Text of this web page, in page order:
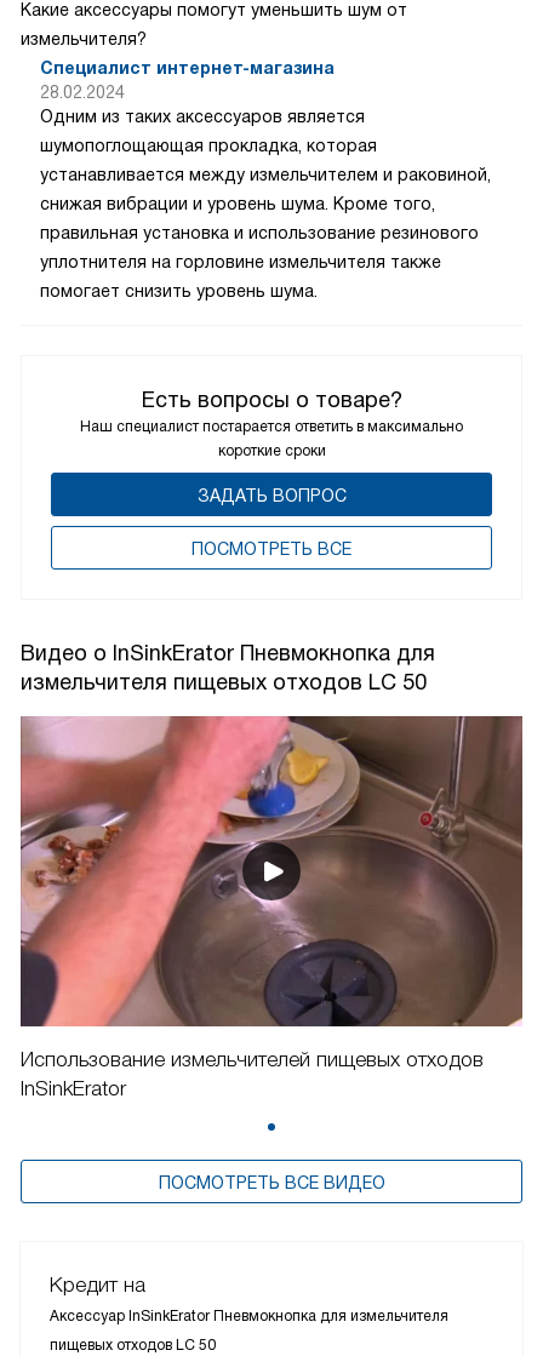
Есть вопросы о товаре?
Наш специалист постарается ответить в максимально
короткие сроки
ЗАДАТЬ ВОПРОС
ПОCМОТРЕТЬ ВСЕ
Какие аксессуары помогут уменьшить шум от
измельчителя?
Специалист интернет-магазина
28.02.2024
Одним из таких аксессуаров является
шумопоглощающая прокладка, которая
устанавливается между измельчителем и раковиной,
снижая вибрации и уровень шума. Кроме того,
правильная установка и использование резинового
уплотнителя на горловине измельчителя также
помогает снизить уровень шума.
Видео о InSinkErator Пневмокнопка для
измельчителя пищевых отходов LC 50
Использование измельчителей пищевых отходов
InSinkErator
ПОСМОТРЕТЬ ВСЕ ВИДЕО
Кредит на
Аксессуар InSinkErator Пневмокнопка для измельчителя
пищевых отходов LC 50